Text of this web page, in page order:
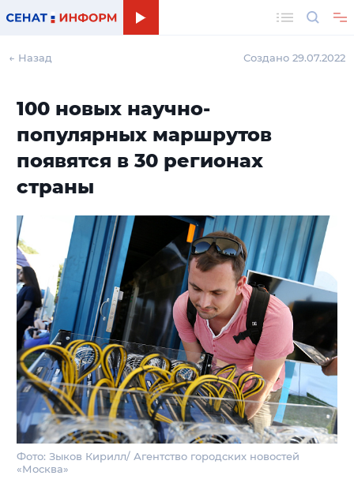
← Назад Создано 29.07.2022
100 новых научно-
популярных маршрутов
появятся в 30 регионах
страны
Фото: Зыков Кирилл/ Агентство городских новостей
«Москва»